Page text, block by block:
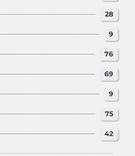
28
9
76
69
9
75
42